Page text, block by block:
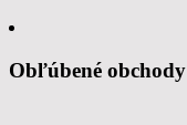
Obľúbené obchody